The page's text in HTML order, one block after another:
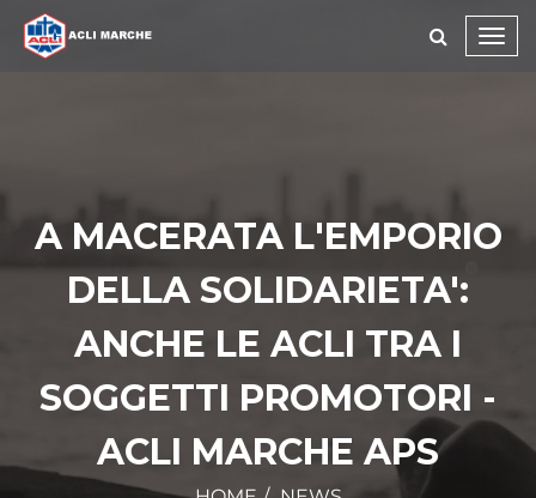
A MACERATA L'EMPORIO
DELLA SOLIDARIETA':
ANCHE LE ACLI TRA I
SOGGETTI PROMOTORI -
ACLI MARCHE APS